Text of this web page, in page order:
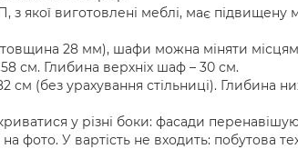
якої виготовлені меблі, має підвищену
28 мм), шафи можна міняти
см. Глибина верхніх шаф – 30 см.
см (без урахування стільниці). Глибина
у різні боки: фасади
фото. У вартість не входить: побутова